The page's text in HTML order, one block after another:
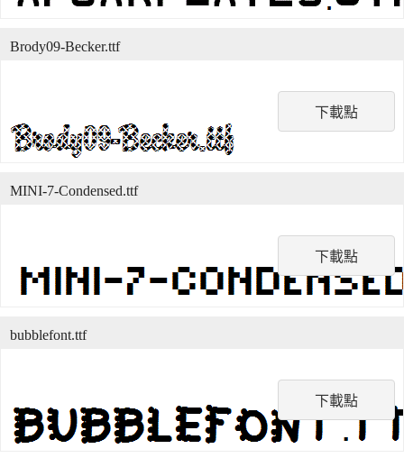
下載點
Brody09-Becker.ttf
下載點
MINI-7-Condensed.ttf
下載點
bubblefont.ttf